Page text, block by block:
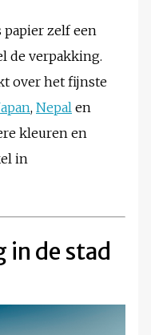
papier zelf een
de verpakking.
over het fijnste
, Nepal en
kleuren en
in
in de stad